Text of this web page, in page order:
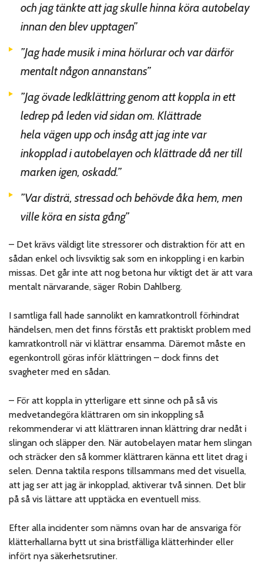
och jag tänkte att jag skulle hinna köra autobelay
innan den blev upptagen”
”Jag hade musik i mina hörlurar och var därför
mentalt någon annanstans”
”Jag övade ledklättring genom att koppla in ett
ledrep på leden vid sidan om. Klättrade
hela vägen upp och insåg att jag inte var
inkopplad i autobelayen och klättrade då ner till
marken igen, oskadd.”
”Var disträ, stressad och behövde åka hem, men
ville köra en sista gång”
– Det krävs väldigt lite stressorer och distraktion för att en
sådan enkel och livsviktig sak som en inkoppling i en karbin
missas. Det går inte att nog betona hur viktigt det är att vara
mentalt närvarande, säger Robin Dahlberg.
I samtliga fall hade sannolikt en kamratkontroll förhindrat
händelsen, men det finns förstås ett praktiskt problem med
kamratkontroll när vi klättrar ensamma. Däremot måste en
egenkontroll göras inför klättringen – dock finns det
svagheter med en sådan.
– För att koppla in ytterligare ett sinne och på så vis
medvetandegöra klättraren om sin inkoppling så
rekommenderar vi att klättraren innan klättring drar nedåt i
slingan och släpper den. När autobelayen matar hem slingan
och sträcker den så kommer klättraren känna ett litet drag i
selen. Denna taktila respons tillsammans med det visuella,
att jag ser att jag är inkopplad, aktiverar två sinnen. Det blir
på så vis lättare att upptäcka en eventuell miss.
Efter alla incidenter som nämns ovan har de ansvariga för
klätterhallarna bytt ut sina bristfälliga klätterhinder eller
infört nya säkerhetsrutiner.